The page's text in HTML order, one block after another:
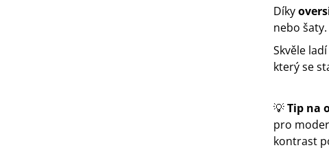
Díky
nebo šaty.
Skvěle ladí
který se
💡Tip na
pro
kontrast